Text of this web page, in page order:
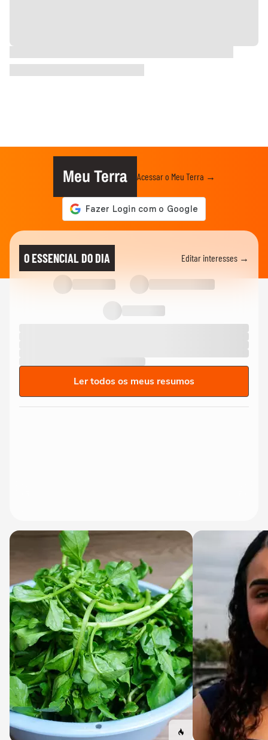
Meu Terra Acessar o Meu Terra →
O ESSENCIAL DO DIA Editar interesses →
Ler todos os meus resumos